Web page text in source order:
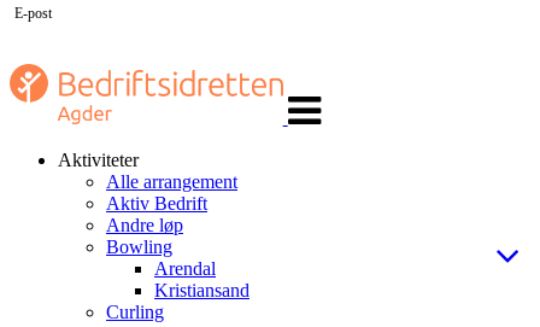
navigasjon
Aktiviteter
Alle arrangement
Aktiv Bedrift
Andre løp
Bowling
Arendal
Kristiansand
Curling
E-post